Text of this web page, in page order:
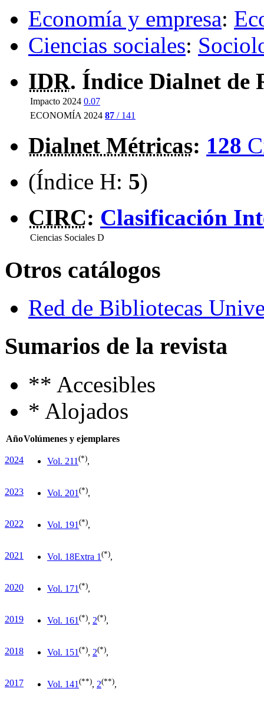
Economía y empresa:
Ciencias sociales:
IDR. Índice Dialnet de
Impacto 2024 0.07
ECONOMÍA 2024 87 / 141
Dialnet Métricas: 128
(Índice H: 5)
CIRC: Clasificación
Ciencias Sociales D
Otros catálogos
Red de Bibliotecas
Sumarios de la revista
** Accesibles
* Alojados
AñoVolúmenes y ejemplares
2024 Vol. 211 (*),
2023 Vol. 201 (*),
2022 Vol. 191 (*),
2021 Vol. 18Extra 1 (*),
2020 Vol. 171 (*),
2019 Vol. 161 (*), 2(*),
2018 Vol. 151 (*), 2(*),
2017 Vol. 141 (**), 2(**),